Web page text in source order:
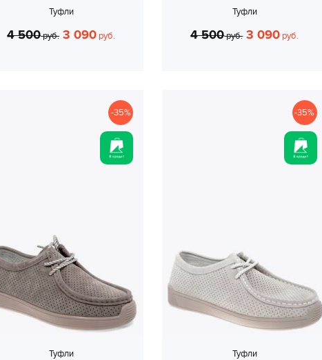
Туфли
4 500руб. 3 090 руб.
Туфли
4 500руб. 3 090 руб.
-35%
Туфли
-35%
Туфли